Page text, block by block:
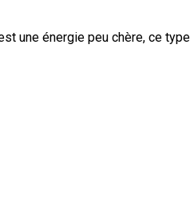
une énergie peu chère, ce type